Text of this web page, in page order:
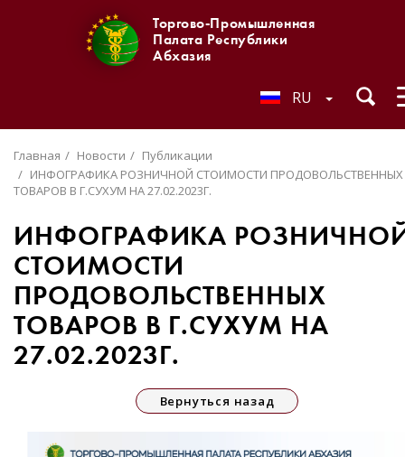
Торгово-Промышленная
Палата Республики
Абхазия
RU
Главная Новости
Публикации
ИНФОГРАФИКА РОЗНИЧНОЙ СТОИМОСТИ ПРОДОВОЛЬСТВЕННЫХ
ТОВАРОВ В Г.СУХУМ НА 27.02.2023Г.
ИНФОГРАФИКА
СТОИМОСТИ
ПРОДОВОЛЬСТВЕННЫХ
ТОВАРОВ В Г.СУХУМ НА
27.02.2023Г.
Вернуться назад